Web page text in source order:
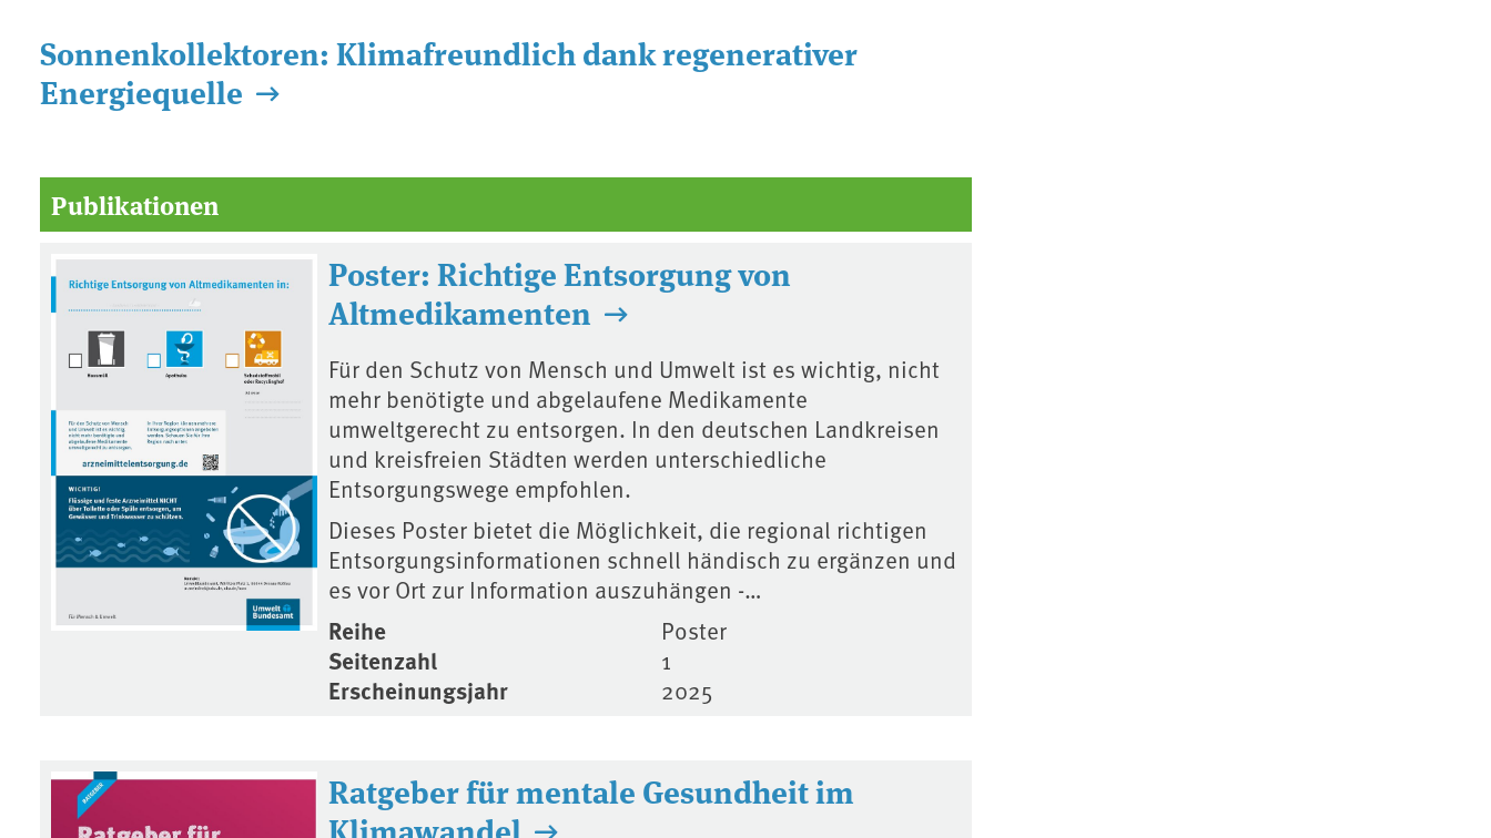
Sonnenkollektoren: Klimafreundlich dank regenerativer
Energiequelle
Publikationen
Poster: Richtige Entsorgung von
Altmedikamenten
Für den Schutz von Mensch und Umwelt ist es wichtig, nicht
mehr benötigte und abgelaufene Medikamente
umweltgerecht zu entsorgen. In den deutschen Landkreisen
und kreisfreien Städten werden unterschiedliche
Entsorgungswege empfohlen.
Dieses Poster bietet die Möglichkeit, die regional richtigen
Entsorgungsinformationen schnell händisch zu ergänzen und
es vor Ort zur Information auszuhängen -…
Reihe Poster
Seitenzahl 1
Erscheinungsjahr 2025
Ratgeber für mentale Gesundheit im
Klimawandel